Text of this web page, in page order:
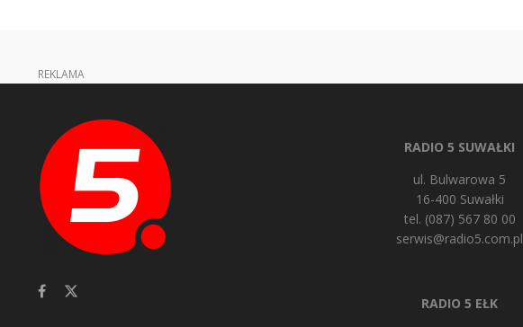
REKLAMA
RADIO 5 SUWAŁKI
ul. Bulwarowa 5
16-400 Suwałki
tel. (087) 567 80 00
serwis@radio5.com.pl
RADIO 5 EŁK